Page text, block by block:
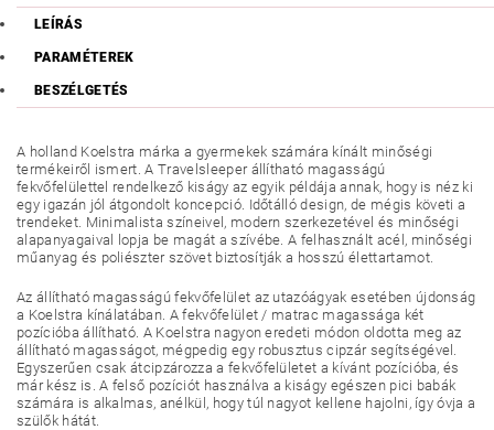
LEÍRÁS
PARAMÉTEREK
BESZÉLGETÉS
A holland Koelstra márka a gyermekek számára kínált minőségi
termékeiről ismert. A Travelsleeper állítható magasságú
fekvőfelülettel rendelkező kiságy az egyik példája annak, hogy is néz ki
egy igazán jól átgondolt koncepció. Időtálló design, de mégis követi a
trendeket. Minimalista színeivel, modern szerkezetével és minőségi
alapanyagaival lopja be magát a szívébe. A felhasznált acél, minőségi
műanyag és poliészter szövet biztosítják a hosszú élettartamot.
Az állítható magasságú fekvőfelület az utazóágyak esetében újdonság
a Koelstra kínálatában. A fekvőfelület / matrac magassága két
pozícióba állítható. A Koelstra nagyon eredeti módon oldotta meg az
állítható magasságot, mégpedig egy robusztus cipzár segítségével.
Egyszerűen csak átcipzározza a fekvőfelületet a kívánt pozícióba, és
már kész is. A felső pozíciót használva a kiságy egészen pici babák
számára is alkalmas, anélkül, hogy túl nagyot kellene hajolni, így óvja a
szülők hátát.